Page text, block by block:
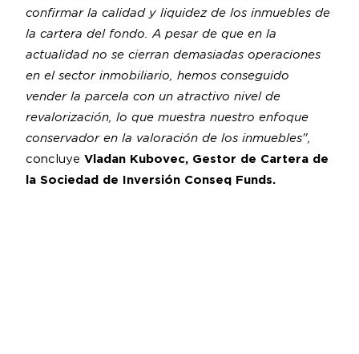
confirmar la calidad y liquidez de los inmuebles de
la cartera del fondo. A pesar de que en la
actualidad no se cierran demasiadas operaciones
en el sector inmobiliario, hemos conseguido
vender la parcela con un atractivo nivel de
revalorización, lo que muestra nuestro enfoque
conservador en la valoración de los inmuebles",
concluye Vladan Kubovec, Gestor de Cartera de
la Sociedad de Inversión Conseq Funds.